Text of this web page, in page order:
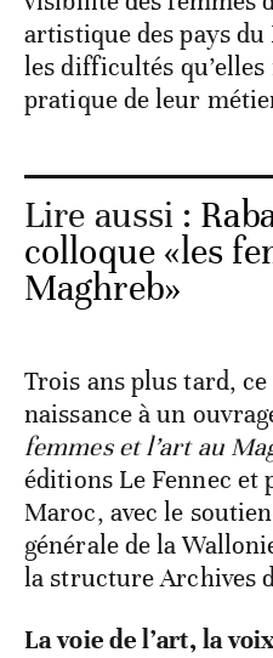
artistique des pays
les difficultés
pratique de leur
Lire aussi :
colloque «les
Maghreb»
Trois ans plus tard,
naissance à un
femmes et l’art au
éditions Le Fennec et
Maroc, avec le
générale de la
la structure Archives
La voie de l’art, la